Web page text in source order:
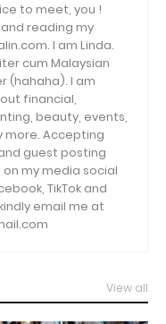
to meet, you !
and reading my
I am Linda.
cum Malaysian
(hahaha). I am
financial,
beauty, events,
more. Accepting
guest posting
on my media social
TikTok and
email me at
View all